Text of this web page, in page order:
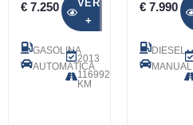
€ 7.250
VER
+
GASOLINA
AUTOMÁTICA
2013
116992
KM
€ 7.990
DIESEL
MANUAL